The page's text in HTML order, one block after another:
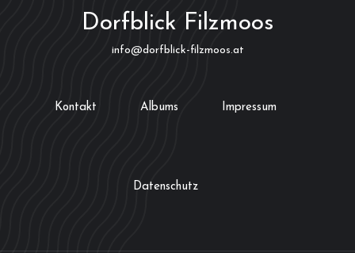
Dorfblick Filzmoos
info@dorfblick-filzmoos.at
Kontakt Albums Impressum
Datenschutz